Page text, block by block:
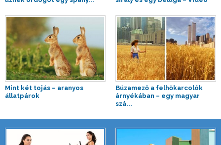
Mint két tojás – aranyos
állatpárok
Búzamező a felhőkarcolók
árnyékában – egy magyar
szá...